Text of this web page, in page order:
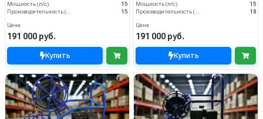
Мощность (л/с)
15
15
Цена
191 000 руб.
Купить
Мощность (л/с)
15
18
Цена
191 000 руб.
Купить